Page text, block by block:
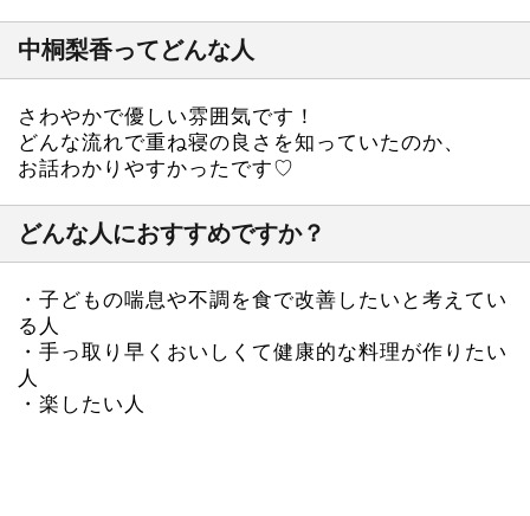
中桐梨香ってどんな人
さわやかで優しい雰囲気です！
どんな流れで重ね寝の良さを知っていたのか、
お話わかりやすかったです♡
どんな人におすすめですか？
・子どもの喘息や不調を食で改善したいと考えてい
る人
・手っ取り早くおいしくて健康的な料理が作りたい
人
・楽したい人